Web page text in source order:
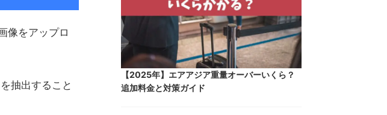
像をアップロ
抽出すること
【2025年】エアアジア重量オーバーいくら？
追加料金と対策ガイド